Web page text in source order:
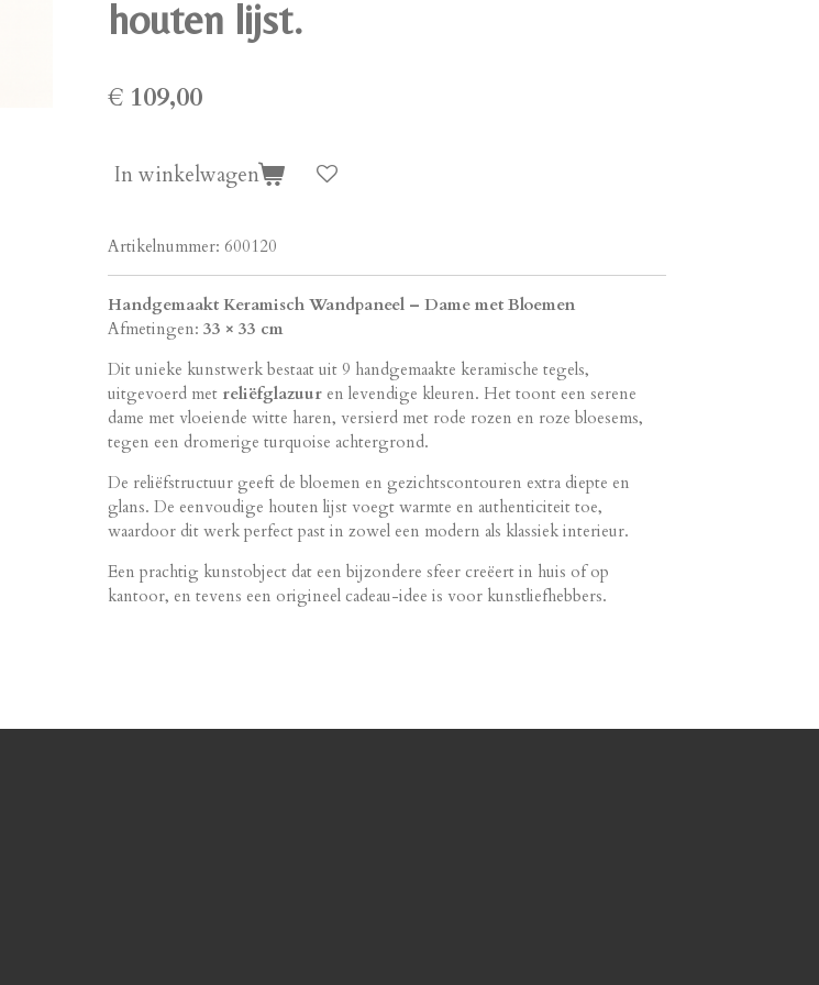
houten lijst.
€ 109,00
In winkelwagen
Artikelnummer: 600120
Handgemaakt Keramisch Wandpaneel – Dame met Bloemen
Afmetingen: 33 × 33 cm
Dit unieke kunstwerk bestaat uit 9 handgemaakte keramische tegels,
uitgevoerd met reliëfglazuur en levendige kleuren. Het toont een serene
dame met vloeiende witte haren, versierd met rode rozen en roze bloesems,
tegen een dromerige turquoise achtergrond.
De reliëfstructuur geeft de bloemen en gezichtscontouren extra diepte en
glans. De eenvoudige houten lijst voegt warmte en authenticiteit toe,
waardoor dit werk perfect past in zowel een modern als klassiek interieur.
Een prachtig kunstobject dat een bijzondere sfeer creëert in huis of op
kantoor, en tevens een origineel cadeau-idee is voor kunstliefhebbers.